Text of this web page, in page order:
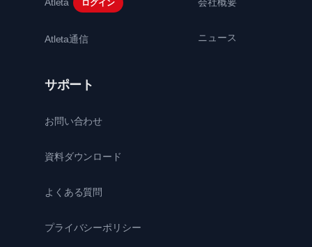
ログイン
Atleta通信 ニュース
サポート
お問い合わせ
資料ダウンロード
よくある質問
プライバシーポリシー